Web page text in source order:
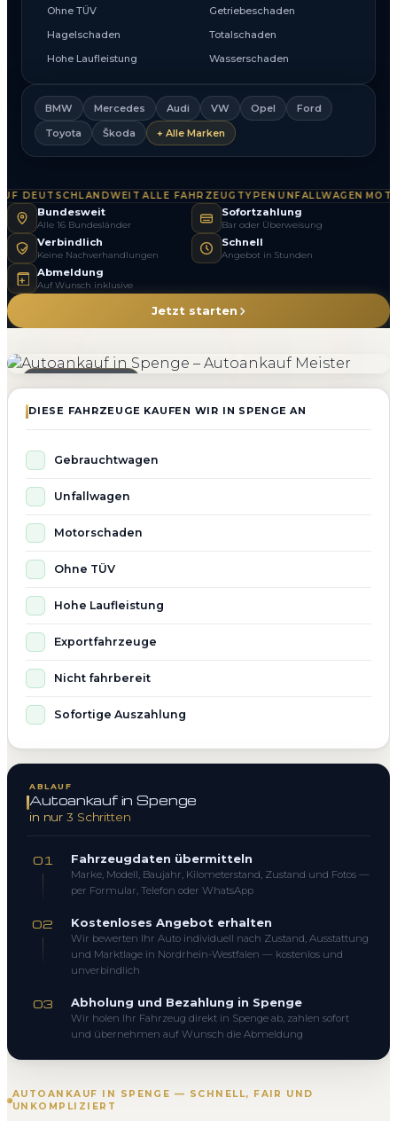
Ohne TÜV
Getriebeschaden
Hagelschaden
Totalschaden
Hohe Laufleistung
Wasserschaden
BMW Mercedes Audi VW Opel
Ford
Toyota
Škoda + Alle Marken
DEUTSCHLANDWEITALLE FAHRZEUGTYPEN·UNFALLWAGEN·
Bundesweit
Alle 16 Bundesländer
Sofortzahlung
Bar oder Überweisung
Verbindlich
Keine Nachverhandlungen
Schnell
Angebot in Stunden
Abmeldung
Auf Wunsch inklusive
Jetzt starten
AUTOANKAUF IN SPENGE — SCHNELL, FAIR UND
UNKOMPLIZIERT
DIESE FAHRZEUGE KAUFEN WIR IN SPENGE AN
Gebrauchtwagen
Unfallwagen
Motorschaden
Ohne TÜV
Hohe Laufleistung
Exportfahrzeuge
Nicht fahrbereit
Sofortige Auszahlung
ABLAUF
Autoankauf in Spenge
in nur 3 Schritten
01 Fahrzeugdaten übermitteln
Marke, Modell, Baujahr, Kilometerstand, Zustand und Fotos —
per Formular, Telefon oder WhatsApp
02 Kostenloses Angebot erhalten
Wir bewerten Ihr Auto individuell nach Zustand, Ausstattung
und Marktlage in Nordrhein-Westfalen — kostenlos und
unverbindlich
03 Abholung und Bezahlung in Spenge
Wir holen Ihr Fahrzeug direkt in Spenge ab, zahlen sofort
und übernehmen auf Wunsch die Abmeldung